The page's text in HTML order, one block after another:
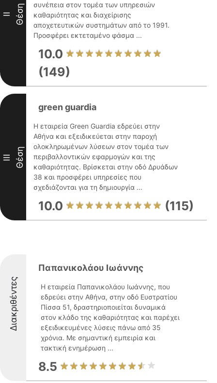
II Θέση
συνέπεια στον τομέα των υπηρεσιών
καθαριότητας και διαχείρισης
αποχετευτικών συστημάτων από το 1991.
Προσφέρει εκτεταμένο φάσμα ...
10.0
(149)
III Θέση
green guardia
Η εταιρεία Green Guardia εδρεύει στην
Αθήνα και εξειδικεύεται στην παροχή
ολοκληρωμένων λύσεων στον τομέα των
περιβαλλοντικών εφαρμογών και της
καθαριότητας. Βρίσκεται στην οδό Δρυάδων
38 και προσφέρει υπηρεσίες που
σχεδιάζονται για τη δημιουργία ...
10.0 (115)
Διακριθέντες
Παπανικολάου Ιωάννης
Η εταιρεία Παπανικολάου Ιωάννης, που
εδρεύει στην Αθήνα, στην οδό Ευστρατίου
Πίσσα 51, δραστηριοποιείται δυναμικά
στον κλάδο της καθαριότητας και παρέχει
εξειδικευμένες λύσεις πάνω από 35
χρόνια. Με σημαντική εμπειρία και
τακτική ενημέρωση ...
8.5